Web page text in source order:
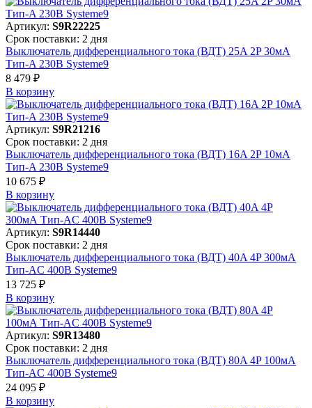
Артикул: S9R22225
Срок поставки: 2 дня
Выключатель дифференциального тока (ВДТ) 25A 2P 30мА
Тип-A 230В Systeme9
8 479 ₽
В корзинy
Артикул: S9R21216
Срок поставки: 2 дня
Выключатель дифференциального тока (ВДТ) 16A 2P 10мА
Тип-A 230В Systeme9
10 675 ₽
В корзинy
Артикул: S9R14440
Срок поставки: 2 дня
Выключатель дифференциального тока (ВДТ) 40A 4P 300мА
Тип-AC 400В Systeme9
13 725 ₽
В корзинy
Артикул: S9R13480
Срок поставки: 2 дня
Выключатель дифференциального тока (ВДТ) 80A 4P 100мА
Тип-AC 400В Systeme9
24 095 ₽
В корзинy